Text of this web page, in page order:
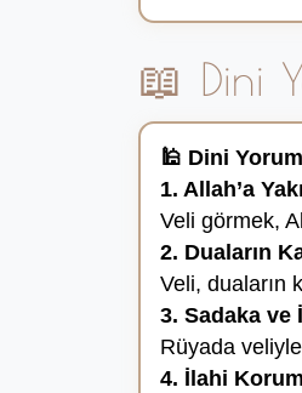
📖 Dini
🕌 Dini
1. Allah’a
Veli görmek,
2. Duaların
Veli, duaların
3. Sadaka ve
Rüyada
4. İlahi